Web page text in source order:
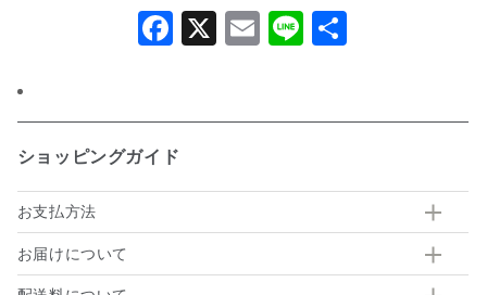
Facebook
X Email
Line
ショッピングガイド
お支払方法
お届けについて